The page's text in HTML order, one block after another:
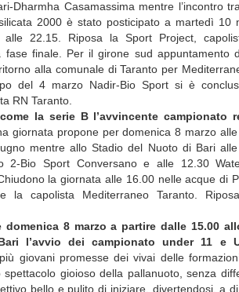
Dharmha Casamassima mentre l’incontro
2000 è stato posticipato a martedì 10
22.15. Riposa la Sport Project,
fase finale. Per il girone sud appuntamento
alla comunale di Taranto per
del 4 marzo Nadir-Bio Sport si è
RN Taranto.
la serie B l’avvincente campionato
giornata propone per domenica 8 marzo
mentre allo Stadio del Nuoto di Bari
2-Bio Sport Conversano e alle 12.30
la giornata alle 16.00 nelle acque di
la capolista Mediterraneo Taranto.
domenica 8 marzo a partire dalle 15.00
l’avvio dei campionato under 11 e
giovani promesse dei vivai delle
spettacolo gioioso della pallanuoto, senza
bello e pulito di iniziare, divertendosi, a